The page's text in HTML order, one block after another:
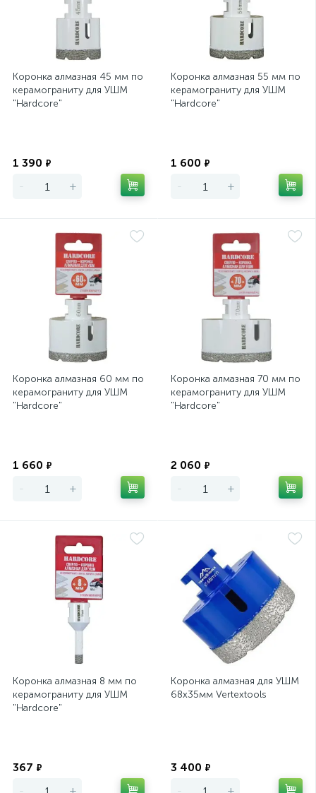
Коронка алмазная 45 мм по
керамограниту для УШМ
"Hardcore"
1 390 ₽
- +
Коронка алмазная 55 мм по
керамограниту для УШМ
"Hardcore"
1 600 ₽
- +
Коронка алмазная 60 мм по
керамограниту для УШМ
"Hardcore"
1 660 ₽
- +
Коронка алмазная 70 мм по
керамограниту для УШМ
"Hardcore"
2 060 ₽
- +
Коронка алмазная 8 мм по
керамограниту для УШМ
"Hardcore"
367 ₽
Коронка алмазная для УШМ
68х35мм Vertextools
3 400 ₽